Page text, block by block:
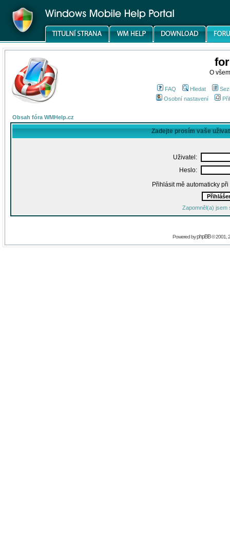
O
FAQ Hledat
Osobní nastavení
Obsah fóra WMHelp.cz
Zadejte prosím vaše
Uživatel:
Heslo:
Přihlásit mě automaticky
Zapomněl(a) jsem
Powered byphpBB© 2001,